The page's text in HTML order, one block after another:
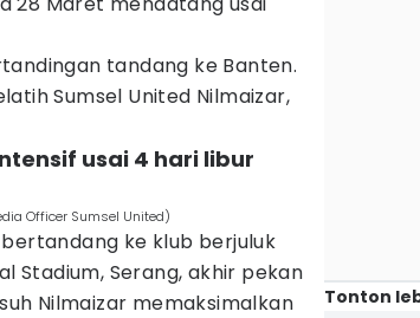
tandang ke Banten.
Sumsel United Nilmaizar,
usai 4 hari libur
Officer Sumsel United)
ke klub berjuluk
Stadium, Serang, akhir pekan
Nilmaizar memaksimalkan
Tonton